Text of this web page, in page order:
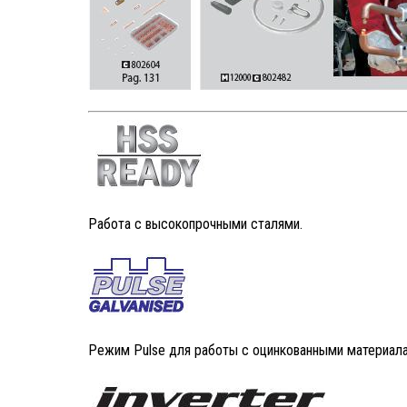
Работа с высокопрочными сталями.
Режим Pulse для работы с оцинкованными
Производство воздушных клапанов зоны открытой
окраски SPK
Покраска кассетных краскоостанавливающих
фильтров SPK
Отгрузка вентиляционно-фильтровальной установки
и системы рекуперации дроби
Готовится к отгрузке оборудование сразу для
В изготовлении составные части системы
рекуперации дроби и вентиляционной установки для
В сборке улавливающие поддоны для новой зоны